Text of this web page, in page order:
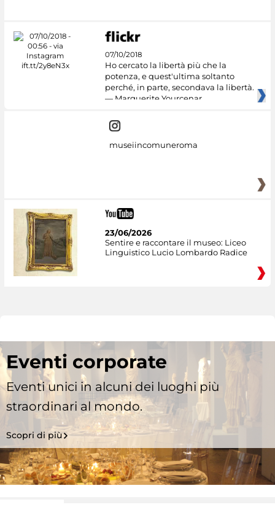
07/10/2018
Ho cercato la libertà più che la
potenza, e quest'ultima soltanto
perché, in parte, secondava la libertà.
— Marguerite Yourcenar
museiincomuneroma
23/06/2026
Sentire e raccontare il museo: Liceo
Linguistico Lucio Lombardo Radice
Eventi corporate
Eventi unici in alcuni dei luoghi più
straordinari al mondo.
Scopri di più